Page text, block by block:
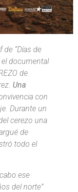
“Días de
el documental
de
Una
con
Durante un
cerezo una
de
todo el
ese
del norte”